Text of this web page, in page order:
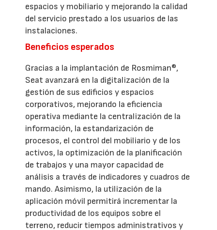
espacios y mobiliario y mejorando la calidad
del servicio prestado a los usuarios de las
instalaciones.
Beneficios esperados
Gracias a la implantación de Rosmiman®,
Seat avanzará en la digitalización de la
gestión de sus edificios y espacios
corporativos, mejorando la eficiencia
operativa mediante la centralización de la
información, la estandarización de
procesos, el control del mobiliario y de los
activos, la optimización de la planificación
de trabajos y una mayor capacidad de
análisis a través de indicadores y cuadros de
mando. Asimismo, la utilización de la
aplicación móvil permitirá incrementar la
productividad de los equipos sobre el
terreno, reducir tiempos administrativos y